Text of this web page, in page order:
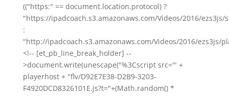
(("https:" == document.location.protocol) ?
"https://ipadcoach.s3.amazonaws.com/Videos/2016/ezs3js/
:
"http://ipadcoach.s3.amazonaws.com/Videos/2016/ezs3js/
<!-- [et_pb_line_break_holder] --
>document.write(unescape("%3Cscript src='" +
playerhost + "flv/D92E7E38-D2B9-3203-
F4920DCD8326101E.js?t="+(Math.random() *